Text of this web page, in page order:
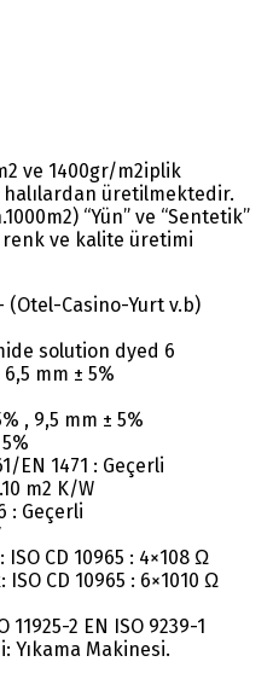
ve 1400gr/m2iplik
üretilmektedir.
“Yün” ve “Sentetik”
ve kalite üretimi
(Otel-Casino-Yurt v.b)
solution dyed 6
mm ± 5%
, 9,5 mm ± 5%
EN 1471 : Geçerli
m2 K/W
: Geçerli
CD 10965 : 4×108 Ω
CD 10965 : 6×1010 Ω
2 EN ISO 9239-1
Yıkama Makinesi.